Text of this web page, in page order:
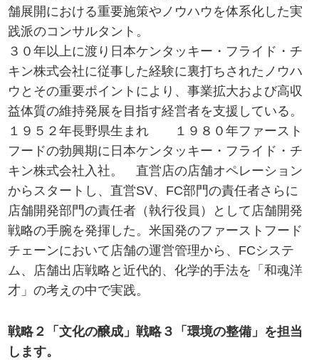
舗展開における重要施策やノウハウを体系化した実
践派のコンサルタント。
３０年以上に渡り日本ケンタッキー・フライド・チ
キン株式会社に従事した経験に裏打ちされたノウハ
ウとその重要ポイントにより、事業拡大および高収
益体質の維持発展を目指す経営者を支援している。
１９５２年長野県生まれ １９８０年ファースト
フードの勃興期に日本ケンタッキー・フライド・チ
キン株式会社入社。 直営店の店舗オペレーション
からスタートし、直営SV、FC部門の責任者さらに
店舗開発部門の責任者（執行役員）として店舗開発
戦略の手腕を発揮した。米国発のファーストフード
チェーンにおいて店舗の運営管理から、FCシステ
ム、店舗出店戦略と近代的、化学的手法を「和魂洋
才」の考えの中で実践。
戦略２「文化の醸成」戦略３「環境の整備」を担当
します。